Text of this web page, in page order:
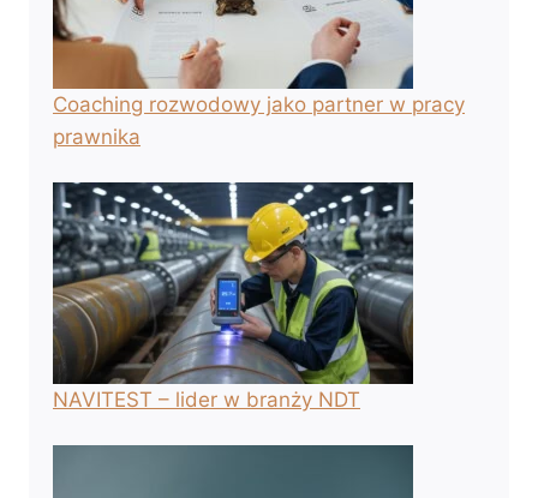
Coaching rozwodowy jako partner w pracy
prawnika
NAVITEST – lider w branży NDT